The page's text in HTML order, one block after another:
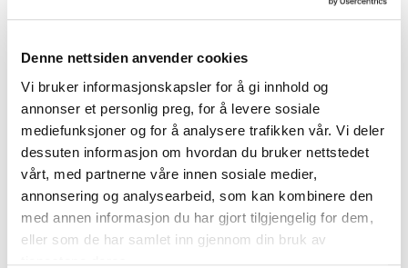
Denne nettsiden anvender cookies
Vi bruker informasjonskapsler for å gi innhold og
annonser et personlig preg, for å levere sosiale
mediefunksjoner og for å analysere trafikken vår. Vi deler
dessuten informasjon om hvordan du bruker nettstedet
vårt, med partnerne våre innen sosiale medier,
annonsering og analysearbeid, som kan kombinere den
med annen informasjon du har gjort tilgjengelig for dem,
eller som de har samlet inn gjennom din bruk av
Opptak
Felles presentasjon